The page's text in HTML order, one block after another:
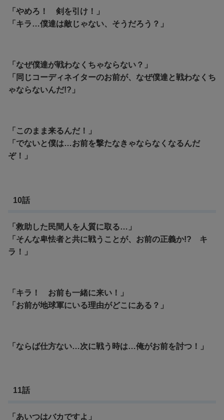
「やめろ！ 剣を引け！」
「キラ…僕達は敵じゃない、そうだろう？」
「なぜ僕達が戦わなくちゃならない？」
「同じコーディネイターのお前が、なぜ僕達と戦わなくち
ゃならないんだ!?」
「このまま来るんだ！」
「でないと僕は…お前を撃たなきゃならなくなるんだ
ぞ！」
10話
「救助した民間人を人質に取る…」
「そんな卑怯者と共に戦うことが、お前の正義か!? キ
ラ！」
「キラ！ お前も一緒に来い！」
「お前が地球軍にいる理由がどこにある？」
「ならば仕方ない…次に戦う時は…俺がお前を討つ！」
11話
「あいつはバカですよ」